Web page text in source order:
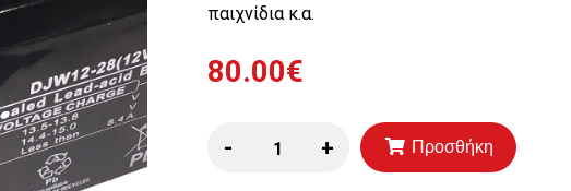
παιχνίδια κ.α.
80.00€
- + Προσθήκη